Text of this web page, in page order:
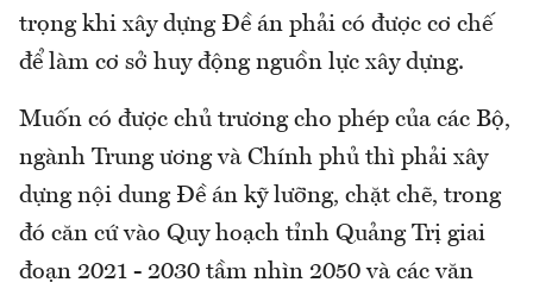
trọng khi xây dựng Đề án phải có được cơ chế
để làm cơ sở huy động nguồn lực xây dựng.
Muốn có được chủ trương cho phép của các Bộ,
ngành Trung ương và Chính phủ thì phải xây
dựng nội dung Đề án kỹ lưỡng, chặt chẽ, trong
đó căn cứ vào Quy hoạch tỉnh Quảng Trị giai
đoạn 2021 - 2030 tầm nhìn 2050 và các văn